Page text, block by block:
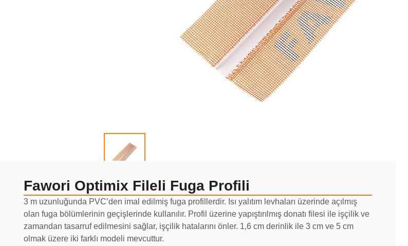
Fawori Optimix Fileli Fuga Profili
3 m uzunluğunda PVC’den imal edilmiş fuga profillerdir. Isı yalıtım levhaları üzerinde açılmış
olan fuga bölümlerinin geçişlerinde kullanılır. Profil üzerine yapıştırılmış donatı filesi ile işçilik ve
zamandan tasarruf edilmesini sağlar, işçilik hatalarını önler. 1,6 cm derinlik ile 3 cm ve 5 cm
olmak üzere iki farklı modeli mevcuttur.